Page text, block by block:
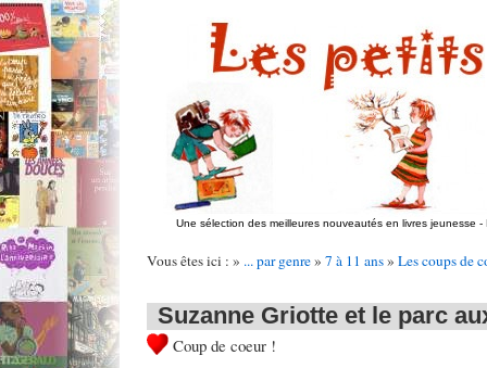
Une sélection des meilleures nouveautés en livres jeunesse -
Vous êtes ici : » ... par genre» 7 à 11 ans» Les coups de
Suzanne Griotte et le parc
Coup de coeur !